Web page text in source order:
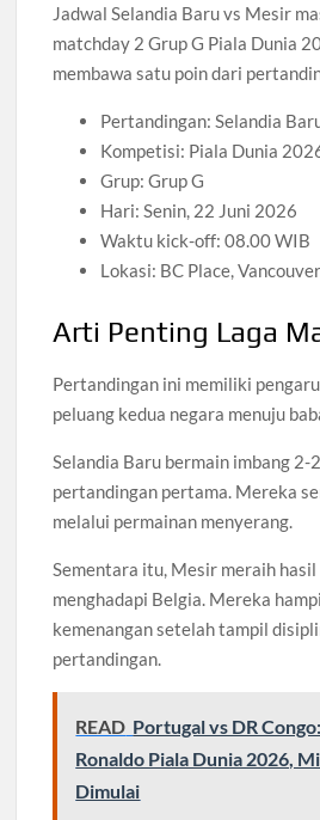
Jadwal Selandia Baru vs Mesir
matchday 2 Grup G Piala Dunia
membawa satu poin dari
Pertandingan: Selandia
Kompetisi: Piala Dunia
Grup: Grup G
Hari: Senin, 22 Juni 2026
Waktu kick-off: 08.00 WIB
Lokasi: BC Place,
Arti Penting Laga
Pertandingan ini memiliki
peluang kedua negara menuju
Selandia Baru bermain imbang 2-
pertandingan pertama. Mereka
melalui permainan menyerang.
Sementara itu, Mesir meraih
menghadapi Belgia. Mereka
kemenangan setelah tampil
pertandingan.
READ Portugal vs DR
Ronaldo Piala Dunia 2026,
Dimulai